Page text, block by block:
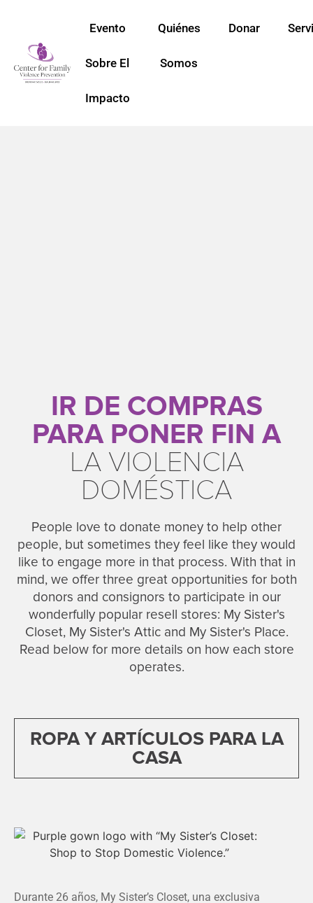
Evento
Sobre El
Impacto
Quiénes
Somos
Donar
IR DE COMPRAS
PARA PONER FIN A
LA VIOLENCIA
DOMÉSTICA
People love to donate money to help other
people, but sometimes they feel like they would
like to engage more in that process. With that in
mind, we offer three great opportunities for both
donors and consignors to participate in our
wonderfully popular resell stores: My Sister's
Closet, My Sister's Attic and My Sister's Place.
Read below for more details on how each store
operates.
ROPA Y ARTÍCULOS PARA LA
CASA
Durante 26 años, My Sister’s Closet, una exclusiva